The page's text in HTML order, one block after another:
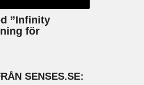
”Infinity
för
SENSES.SE: